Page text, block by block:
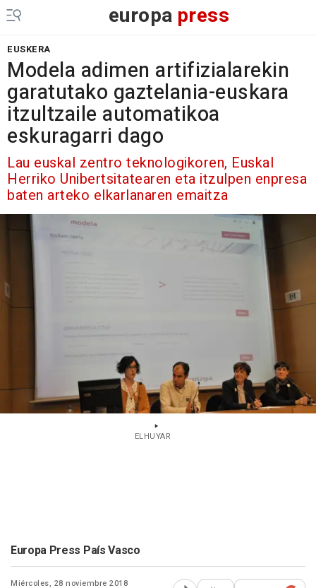
europa press
EUSKERA
Modela adimen artifizialarekin
garatutako gaztelania-euskara
itzultzaile automatikoa
eskuragarri dago
Lau euskal zentro teknologikoren, Euskal
Herriko Unibertsitatearen eta itzulpen enpresa
baten arteko elkarlanaren emaitza
ELHUYAR
Europa Press País Vasco
Miércoles, 28 noviembre 2018